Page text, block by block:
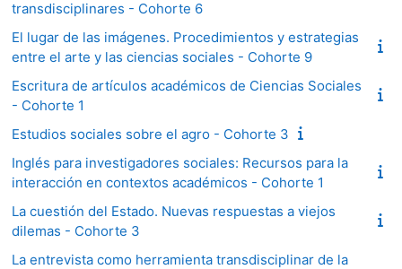
transdisciplinares - Cohorte 6
El lugar de las imágenes. Procedimientos y estrategias
entre el arte y las ciencias sociales - Cohorte 9
Escritura de artículos académicos de Ciencias Sociales
- Cohorte 1
Estudios sociales sobre el agro - Cohorte 3
Inglés para investigadores sociales: Recursos para la
interacción en contextos académicos - Cohorte 1
La cuestión del Estado. Nuevas respuestas a viejos
dilemas - Cohorte 3
La entrevista como herramienta transdisciplinar de la